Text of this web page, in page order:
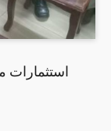
استثمارات